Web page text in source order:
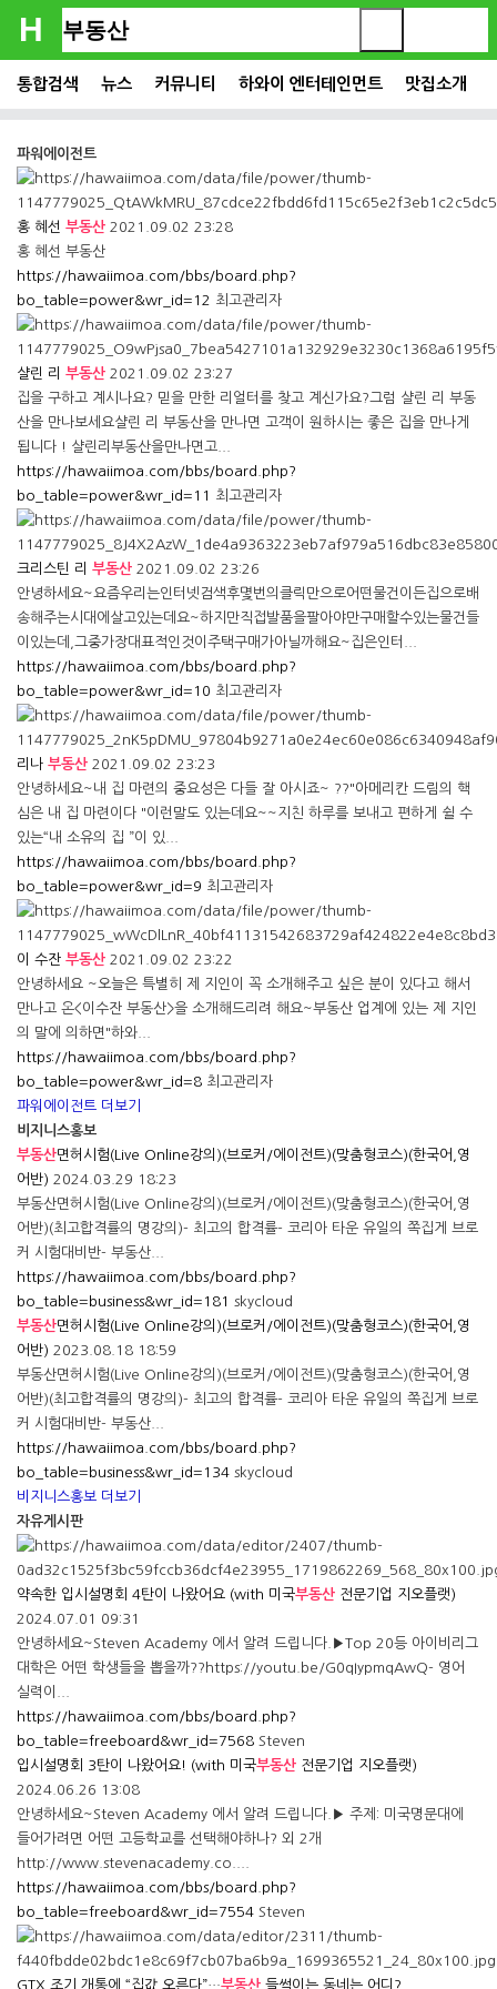
H
통합검색 뉴스 커뮤니티 하와이 엔터테인먼트 맛집소개
Post Search 포스트 검색
파워에이전트
홍 혜선 부동산 2021.09.02 23:28
홍 혜선 부동산
https://hawaiimoa.com/bbs/board.php?
bo_table=power&wr_id=12 최고관리자
샬린 리 부동산 2021.09.02 23:27
집을 구하고 계시나요? 믿을 만한 리얼터를 찾고 계신가요?그럼 샬린 리 부동
산을 만나보세요샬린 리 부동산을 만나면 고객이 원하시는 좋은 집을 만나게
됩니다 ! 샬린리부동산을만나면고...
https://hawaiimoa.com/bbs/board.php?
bo_table=power&wr_id=11 최고관리자
크리스틴 리 부동산 2021.09.02 23:26
안녕하세요~요즘우리는인터넷검색후몇번의클릭만으로어떤물건이든집으로배
송해주는시대에살고있는데요~하지만직접발품을팔아야만구매할수있는물건들
이있는데,그중가장대표적인것이주택구매가아닐까해요~집은인터...
https://hawaiimoa.com/bbs/board.php?
bo_table=power&wr_id=10 최고관리자
리나 부동산 2021.09.02 23:23
안녕하세요~내 집 마련의 중요성은 다들 잘 아시죠~ ??"아메리칸 드림의 핵
심은 내 집 마련이다 "이런말도 있는데요~~지친 하루를 보내고 편하게 쉴 수
있는“내 소유의 집 ”이 있...
https://hawaiimoa.com/bbs/board.php?
bo_table=power&wr_id=9 최고관리자
이 수잔 부동산 2021.09.02 23:22
안녕하세요 ~오늘은 특별히 제 지인이 꼭 소개해주고 싶은 분이 있다고 해서
만나고 온<이수잔 부동산>을 소개해드리려 해요~부동산 업계에 있는 제 지인
의 말에 의하면"하와...
https://hawaiimoa.com/bbs/board.php?
bo_table=power&wr_id=8 최고관리자
파워에이전트 더보기
비지니스홍보
부동산면허시험(Live Online강의)(브로커/에이전트)(맞춤형코스)(한국어,영
어반) 2024.03.29 18:23
부동산면허시험(Live Online강의)(브로커/에이전트)(맞춤형코스)(한국어,영
어반)(최고합격률의 명강의)- 최고의 합격률- 코리아 타운 유일의 쪽집게 브로
커 시험대비반- 부동산...
https://hawaiimoa.com/bbs/board.php?
bo_table=business&wr_id=181 skycloud
부동산면허시험(Live Online강의)(브로커/에이전트)(맞춤형코스)(한국어,영
어반) 2023.08.18 18:59
부동산면허시험(Live Online강의)(브로커/에이전트)(맞춤형코스)(한국어,영
어반)(최고합격률의 명강의)- 최고의 합격률- 코리아 타운 유일의 쪽집게 브로
커 시험대비반- 부동산...
https://hawaiimoa.com/bbs/board.php?
bo_table=business&wr_id=134 skycloud
비지니스홍보 더보기
자유게시판
약속한 입시설명회 4탄이 나왔어요 (with 미국부동산 전문기업 지오플랫)
2024.07.01 09:31
안녕하세요~Steven Academy 에서 알려 드립니다.▶Top 20등 아이비리그
대학은 어떤 학생들을 뽑을까??https://youtu.be/G0qIypmqAwQ- 영어
실력이...
https://hawaiimoa.com/bbs/board.php?
bo_table=freeboard&wr_id=7568 Steven
입시설명회 3탄이 나왔어요! (with 미국부동산 전문기업 지오플랫)
2024.06.26 13:08
안녕하세요~Steven Academy 에서 알려 드립니다.▶ 주제: 미국명문대에
들어가려면 어떤 고등학교를 선택해야하나? 외 2개
http://www.stevenacademy.co....
https://hawaiimoa.com/bbs/board.php?
bo_table=freeboard&wr_id=7554 Steven
GTX 조기 개통에 “집값 오른다”…부동산 들썩이는 동네는 어디?